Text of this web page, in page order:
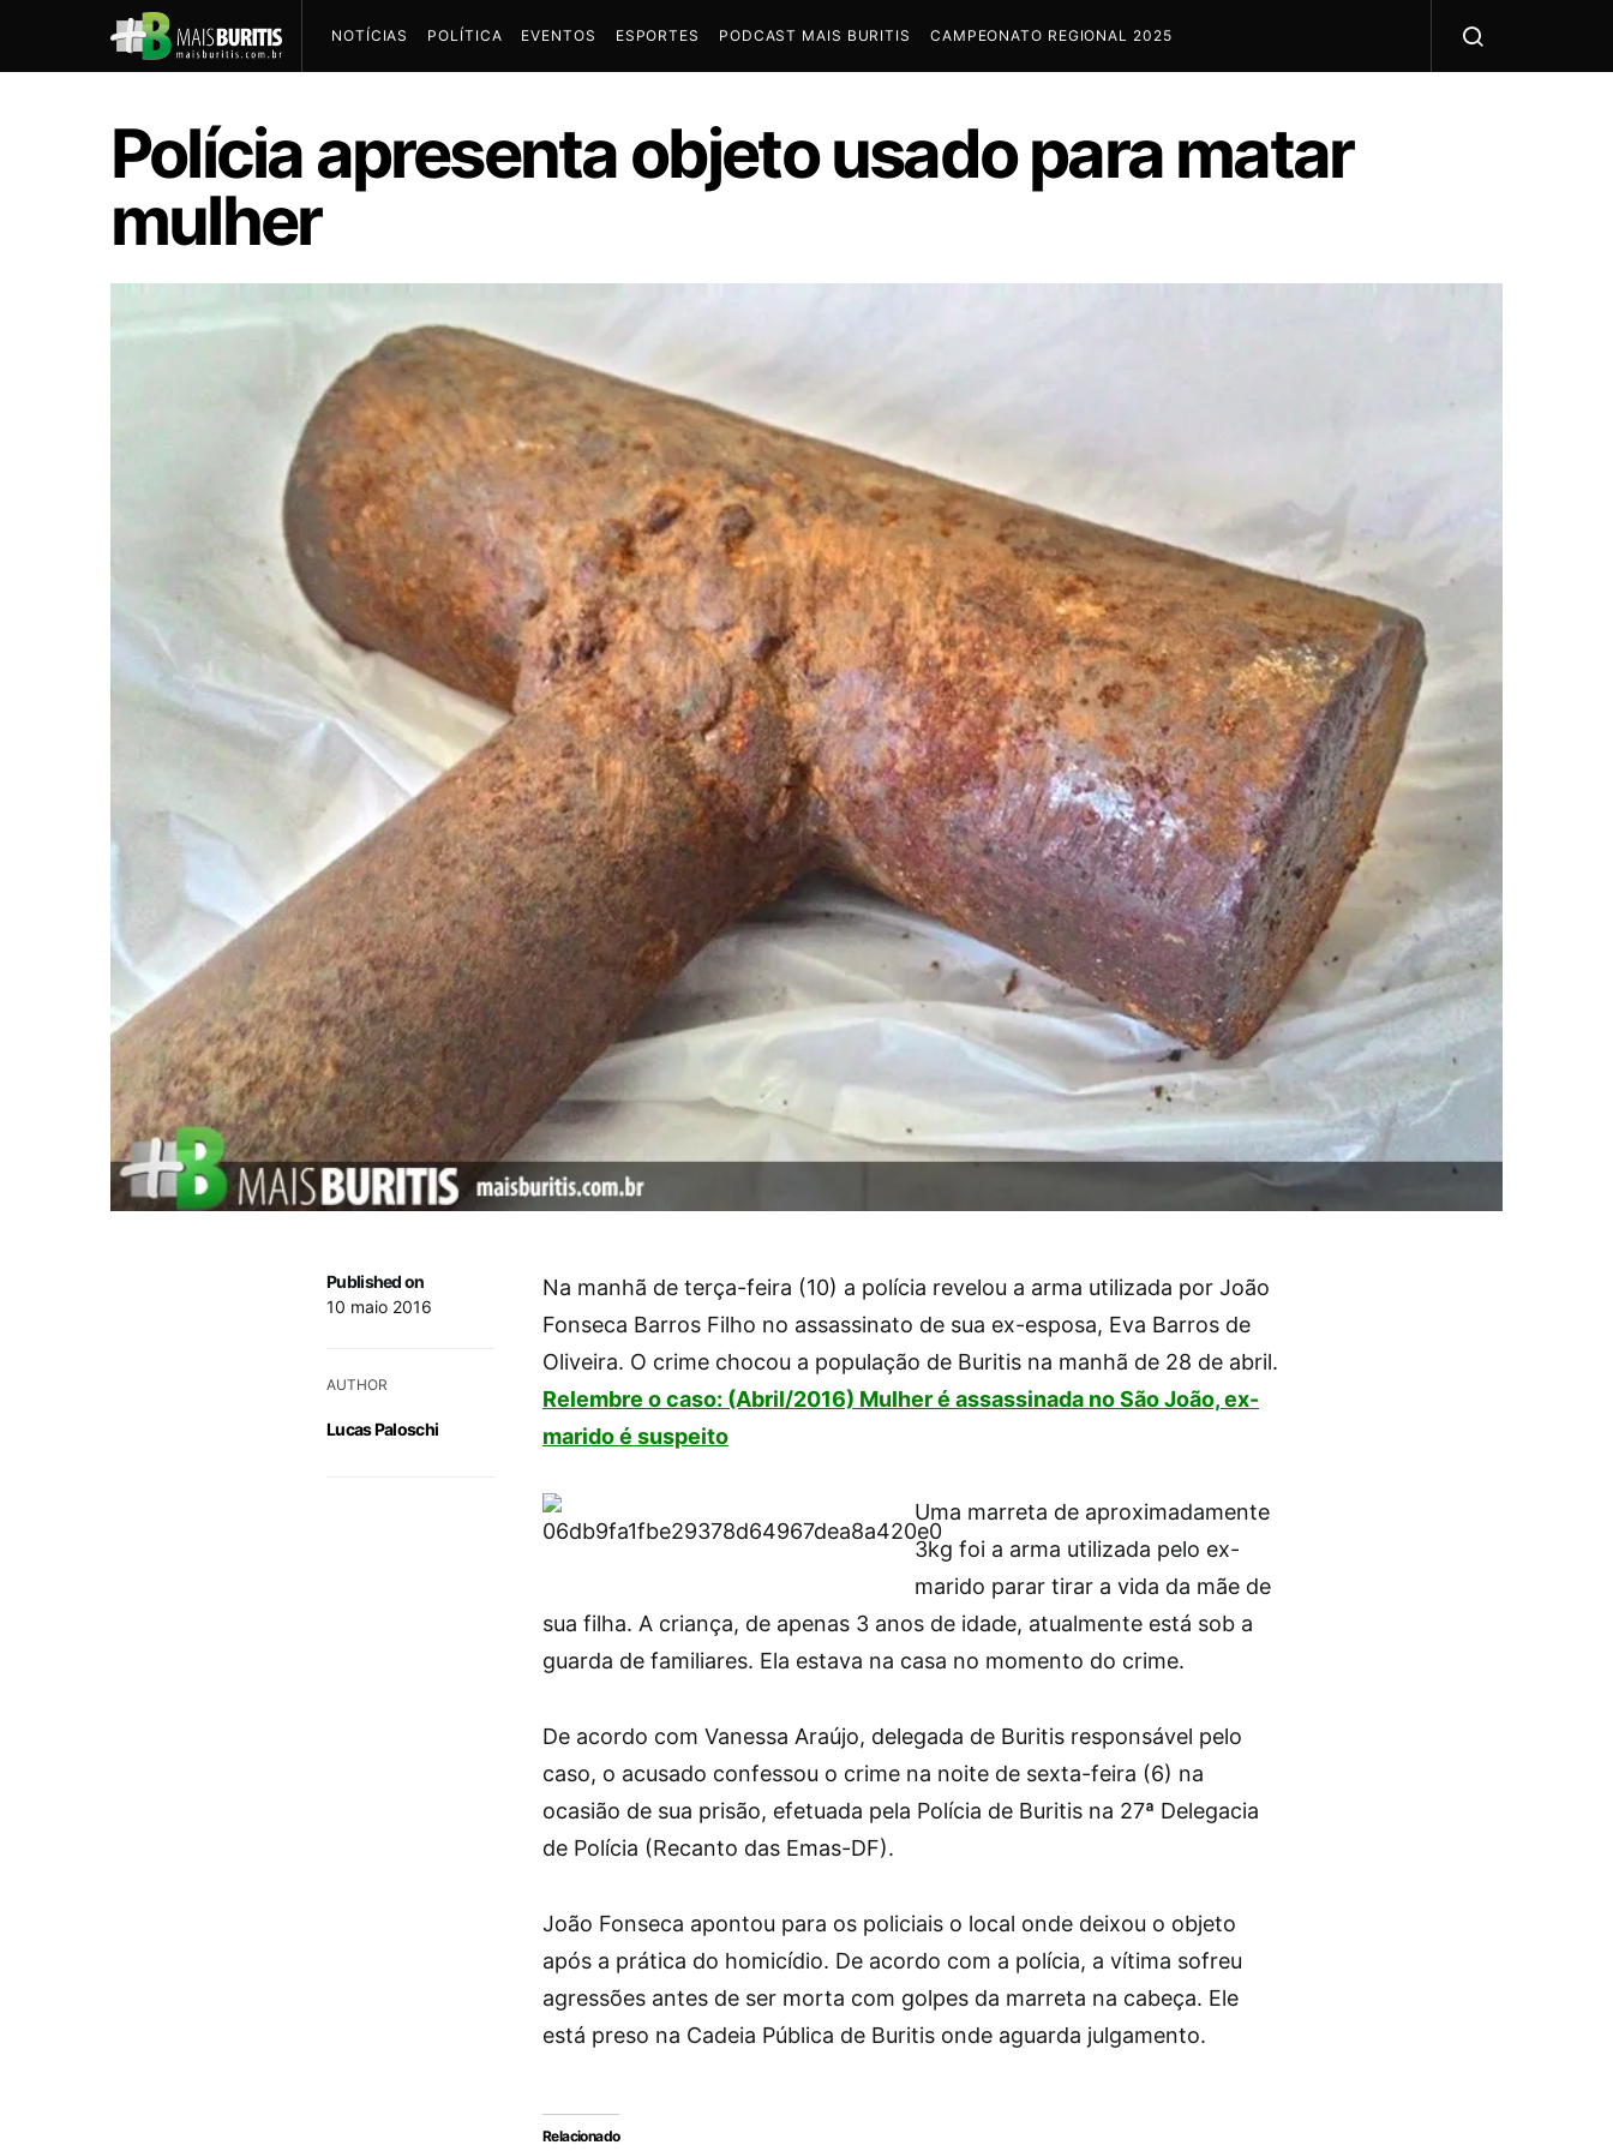
NOTÍCIAS POLÍTICA EVENTOS ESPORTES PODCAST MAIS BURITIS CAMPEONATO REGIONAL 2025
Polícia apresenta objeto usado para matar
mulher
Published on
10 maio 2016
AUTHOR
Lucas Paloschi
Na manhã de terça-feira (10) a polícia revelou a arma utilizada por João
Fonseca Barros Filho no assassinato de sua ex-esposa, Eva Barros de
Oliveira. O crime chocou a população de Buritis na manhã de 28 de abril.
Relembre o caso: (Abril/2016) Mulher é assassinada no São João, ex-
marido é suspeito
Uma marreta de aproximadamente
3kg foi a arma utilizada pelo ex-
marido parar tirar a vida da mãe de
sua filha. A criança, de apenas 3 anos de idade, atualmente está sob a
guarda de familiares. Ela estava na casa no momento do crime.
De acordo com Vanessa Araújo, delegada de Buritis responsável pelo
caso, o acusado confessou o crime na noite de sexta-feira (6) na
ocasião de sua prisão, efetuada pela Polícia de Buritis na 27ª Delegacia
de Polícia (Recanto das Emas-DF).
João Fonseca apontou para os policiais o local onde deixou o objeto
após a prática do homicídio. De acordo com a polícia, a vítima sofreu
agressões antes de ser morta com golpes da marreta na cabeça. Ele
está preso na Cadeia Pública de Buritis onde aguarda julgamento.
Relacionado